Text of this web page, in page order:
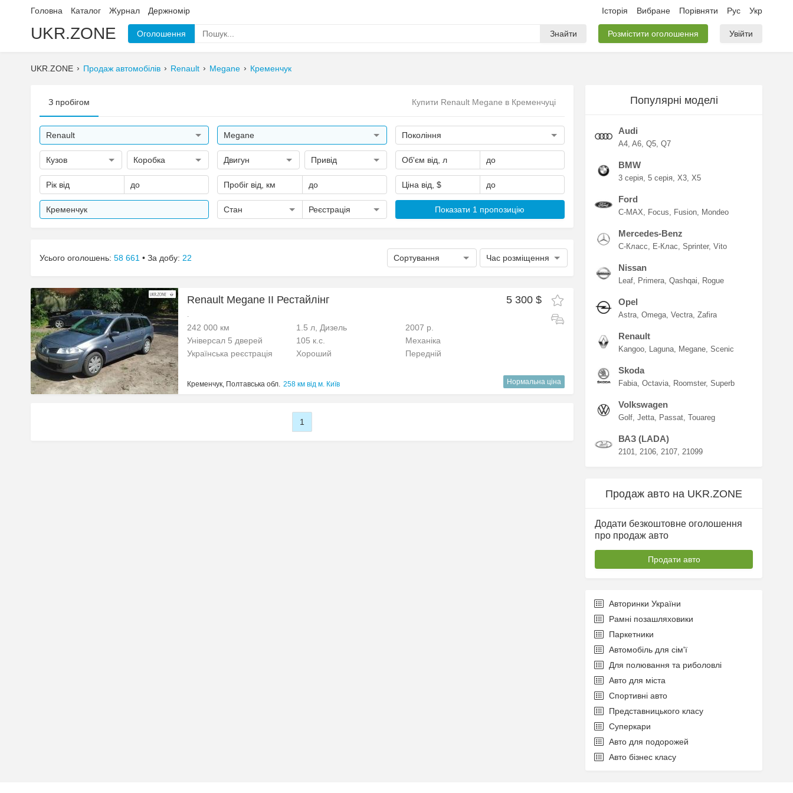
Головна Каталог Журнал Держномір Історія Вибране Порівняти Рус Укр
UKR.ZONE Оголошення Знайти Розмістити оголошення Увійти
UKR.ZONE Продаж автомобілів Renault Megane Кременчук
З пробігом Купити Renault Megane в Кременчуці
Renault Megane Покоління
Кузов Коробка Двигун Привід Об'єм від, л до
Рік від до Пробіг від, км до Ціна від, $ до
Кременчук Стан Реєстрація Показати 1 пропозицію
Усього оголошень: 58 661 • За добу: 22 Сортування Час розміщення
Renault Megane II Рестайлінг 5 300 $
.
242 000 км 1.5 л, Дизель
2007 р.
Універсал 5 дверей
105 к.с.
Механіка
Українська реєстрація
Хороший Передній
Кременчук, Полтавська обл. 258 км від м. Київ Нормальна ціна
1
Популярні моделі
Audi
A4 A6 Q5 Q7
BMW
3 серія 5 серія X3 X5
Ford
C-MAX Focus Fusion Mondeo
Mercedes-Benz
C-Класс E-Клас Sprinter Vito
Nissan
Leaf Primera Qashqai Rogue
Opel
Astra Omega Vectra Zafira
Renault
Kangoo Laguna Megane Scenic
Skoda
Fabia Octavia Roomster Superb
Volkswagen
Golf Jetta Passat Touareg
ВАЗ (LADA)
2101 2106 2107 21099
Продаж авто на UKR.ZONE
Додати безкоштовне оголошення
про продаж авто
Продати авто
Авторинки України
Рамні позашляховики
Паркетники
Автомобіль для сім'ї
Для полювання та риболовлі
Авто для міста
Спортивні авто
Представницького класу
Суперкари
Авто для подорожей
Авто бізнес класу